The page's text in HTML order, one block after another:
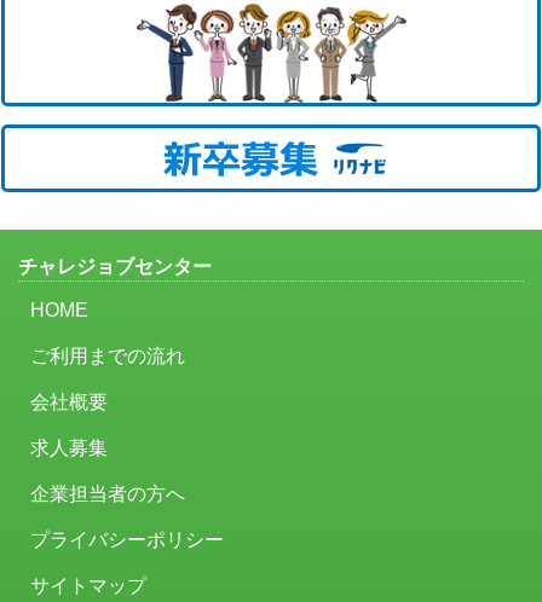
チャレジョブセンター
HOME
ご利用までの流れ
会社概要
求人募集
企業担当者の方へ
プライバシーポリシー
サイトマップ